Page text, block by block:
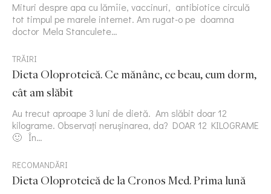
Mituri despre apa cu lămîie, vaccinuri, antibiotice circulă
tot timpul pe marele internet. Am rugat-o pe doamna
doctor Mela Stanculete…
TRĂIRI
Dieta Oloproteică. Ce mănânc, ce beau, cum dorm,
cât am slăbit
Au trecut aproape 3 luni de dietă. Am slăbit doar 12
kilograme. Observați nerușinarea, da? DOAR 12 KILOGRAME
🙂 În…
RECOMANDĂRI
Dieta Oloproteică de la Cronos Med. Prima lună